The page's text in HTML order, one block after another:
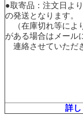
●取寄品：注文日よ
の発送となります。
（在庫切れ等によ
がある場合はメール
連絡させていただ
詳し